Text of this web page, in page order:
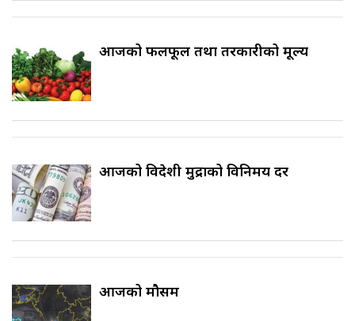
आजको फलफूल तथा तरकारीको मूल्य
आजको विदेशी मुद्राको विनिमय दर
आजको मौसम